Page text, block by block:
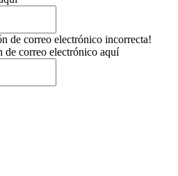
de correo electrónico incorrecta!
de correo electrónico aquí